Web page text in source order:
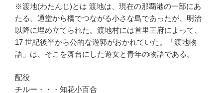
※渡地(わたんじ)とは 渡地は、現在の那覇港の一部にあ
たる。通堂から橋でつながる小さな島であったが、明治
以降に埋め立てられた。渡地村には首里王府によって、
17 世紀後半から公的な遊郭がおかれていた。「渡地物
語」は、そこを舞台にした遊女と青年の物語である。
配役
チルー・・・知花小百合